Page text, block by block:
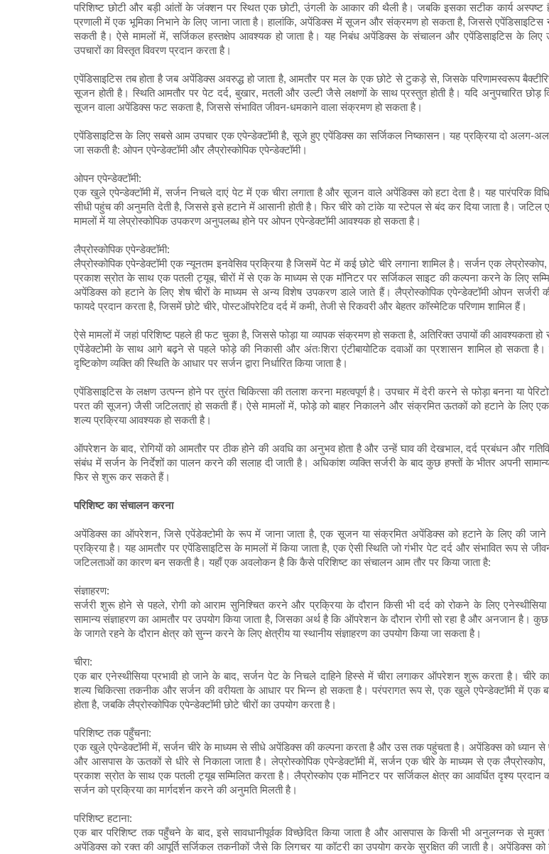
परिशिष्ट छोटी और बड़ी आंतों के जंक्शन पर स्थित एक छोटी, उंगली के आकार की थैली है। जबकि इसका सटीक कार्य अस्पष्ट है,
प्रणाली में एक भूमिका निभाने के लिए जाना जाता है। हालांकि, अपेंडिक्स में सूजन और संक्रमण हो सकता है, जिससे एपेंडिसाइटिस
सकती है। ऐसे मामलों में, सर्जिकल हस्तक्षेप आवश्यक हो जाता है। यह निबंध अपेंडिक्स के संचालन और एपेंडिसाइटिस के लिए
उपचारों का विस्तृत विवरण प्रदान करता है।
एपेंडिसाइटिस तब होता है जब अपेंडिक्स अवरुद्ध हो जाता है, आमतौर पर मल के एक छोटे से टुकड़े से, जिसके परिणामस्वरूप
सूजन होती है। स्थिति आमतौर पर पेट दर्द, बुखार, मतली और उल्टी जैसे लक्षणों के साथ प्रस्तुत होती है। यदि अनुपचारित छोड़
सूजन वाला अपेंडिक्स फट सकता है, जिससे संभावित जीवन-धमकाने वाला संक्रमण हो सकता है।
एपेंडिसाइटिस के लिए सबसे आम उपचार एक एपेन्डेक्टॉमी है, सूजे हुए एपेंडिक्स का सर्जिकल निष्कासन। यह प्रक्रिया दो अलग-
जा सकती है: ओपन एपेन्डेक्टॉमी और लैप्रोस्कोपिक एपेन्डेक्टॉमी।
ओपन एपेन्डेक्टॉमी:
एक खुले एपेन्डेक्टॉमी में, सर्जन निचले दाएं पेट में एक चीरा लगाता है और सूजन वाले अपेंडिक्स को हटा देता है। यह पारंपरिक
सीधी पहुंच की अनुमति देती है, जिससे इसे हटाने में आसानी होती है। फिर चीरे को टांके या स्टेपल से बंद कर दिया जाता है। जटिल
मामलों में या लेप्रोस्कोपिक उपकरण अनुपलब्ध होने पर ओपन एपेन्डेक्टॉमी आवश्यक हो सकता है।
लैप्रोस्कोपिक एपेन्डेक्टॉमी:
लैप्रोस्कोपिक एपेन्डेक्टॉमी एक न्यूनतम इनवेसिव प्रक्रिया है जिसमें पेट में कई छोटे चीरे लगाना शामिल है। सर्जन एक
प्रकाश स्रोत के साथ एक पतली ट्यूब, चीरों में से एक के माध्यम से एक मॉनिटर पर सर्जिकल साइट की कल्पना करने के लिए
अपेंडिक्स को हटाने के लिए शेष चीरों के माध्यम से अन्य विशेष उपकरण डाले जाते हैं। लैप्रोस्कोपिक एपेन्डेक्टॉमी ओपन सर्जरी
फायदे प्रदान करता है, जिसमें छोटे चीरे, पोस्टऑपरेटिव दर्द में कमी, तेजी से रिकवरी और बेहतर कॉस्मेटिक परिणाम शामिल हैं।
ऐसे मामलों में जहां परिशिष्ट पहले ही फट चुका है, जिससे फोड़ा या व्यापक संक्रमण हो सकता है, अतिरिक्त उपायों की आवश्यकता
एपेंडेक्टोमी के साथ आगे बढ़ने से पहले फोड़े की निकासी और अंतःशिरा एंटीबायोटिक दवाओं का प्रशासन शामिल हो सकता है।
दृष्टिकोण व्यक्ति की स्थिति के आधार पर सर्जन द्वारा निर्धारित किया जाता है।
एपेंडिसाइटिस के लक्षण उत्पन्न होने पर तुरंत चिकित्सा की तलाश करना महत्वपूर्ण है। उपचार में देरी करने से फोड़ा बनना या
परत की सूजन) जैसी जटिलताएं हो सकती हैं। ऐसे मामलों में, फोड़े को बाहर निकालने और संक्रमित ऊतकों को हटाने के लिए
शल्य प्रक्रिया आवश्यक हो सकती है।
ऑपरेशन के बाद, रोगियों को आमतौर पर ठीक होने की अवधि का अनुभव होता है और उन्हें घाव की देखभाल, दर्द प्रबंधन और
संबंध में सर्जन के निर्देशों का पालन करने की सलाह दी जाती है। अधिकांश व्यक्ति सर्जरी के बाद कुछ हफ्तों के भीतर अपनी सामान्य
फिर से शुरू कर सकते हैं।
परिशिष्ट का संचालन करना
अपेंडिक्स का ऑपरेशन, जिसे एपेंडेक्टोमी के रूप में जाना जाता है, एक सूजन या संक्रमित अपेंडिक्स को हटाने के लिए की जाने
प्रक्रिया है। यह आमतौर पर एपेंडिसाइटिस के मामलों में किया जाता है, एक ऐसी स्थिति जो गंभीर पेट दर्द और संभावित रूप से
जटिलताओं का कारण बन सकती है। यहाँ एक अवलोकन है कि कैसे परिशिष्ट का संचालन आम तौर पर किया जाता है:
संज्ञाहरण:
सर्जरी शुरू होने से पहले, रोगी को आराम सुनिश्चित करने और प्रक्रिया के दौरान किसी भी दर्द को रोकने के लिए एनेस्थीसिया
सामान्य संज्ञाहरण का आमतौर पर उपयोग किया जाता है, जिसका अर्थ है कि ऑपरेशन के दौरान रोगी सो रहा है और अनजान है। कुछ
के जागते रहने के दौरान क्षेत्र को सुन्न करने के लिए क्षेत्रीय या स्थानीय संज्ञाहरण का उपयोग किया जा सकता है।
चीरा:
एक बार एनेस्थीसिया प्रभावी हो जाने के बाद, सर्जन पेट के निचले दाहिने हिस्से में चीरा लगाकर ऑपरेशन शुरू करता है। चीरे का
शल्य चिकित्सा तकनीक और सर्जन की वरीयता के आधार पर भिन्न हो सकता है। परंपरागत रूप से, एक खुले एपेन्डेक्टॉमी में एक
होता है, जबकि लैप्रोस्कोपिक एपेन्डेक्टॉमी छोटे चीरों का उपयोग करता है।
परिशिष्ट तक पहुँचना:
एक खुले एपेन्डेक्टॉमी में, सर्जन चीरे के माध्यम से सीधे अपेंडिक्स की कल्पना करता है और उस तक पहुंचता है। अपेंडिक्स को ध्यान से
और आसपास के ऊतकों से धीरे से निकाला जाता है। लेप्रोस्कोपिक एपेन्डेक्टॉमी में, सर्जन एक चीरे के माध्यम से एक
प्रकाश स्रोत के साथ एक पतली ट्यूब सम्मिलित करता है। लैप्रोस्कोप एक मॉनिटर पर सर्जिकल क्षेत्र का आवर्धित दृश्य प्रदान
सर्जन को प्रक्रिया का मार्गदर्शन करने की अनुमति मिलती है।
परिशिष्ट हटाना:
एक बार परिशिष्ट तक पहुँचने के बाद, इसे सावधानीपूर्वक विच्छेदित किया जाता है और आसपास के किसी भी अनुलग्नक से मुक्त
अपेंडिक्स को रक्त की आपूर्ति सर्जिकल तकनीकों जैसे कि लिगचर या कॉटरी का उपयोग करके सुरक्षित की जाती है। अपेंडिक्स को